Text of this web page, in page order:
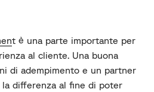
t è una parte importante per
al cliente. Una buona
di adempimento e un partner
differenza al fine di poter